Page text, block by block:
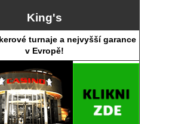
King's
turnaje a nejvyšší garance
v Evropě!